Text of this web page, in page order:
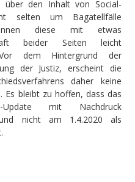
über den Inhalt von Social-
selten um Bagatellfälle
diese mit etwas
beider Seiten leicht
dem Hintergrund der
der Justiz, erscheint die
daher keine
Es bleibt zu hoffen, dass das
Update mit Nachdruck
nicht am 1.4.2020 als